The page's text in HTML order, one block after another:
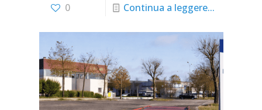
0 Continua a leggere...